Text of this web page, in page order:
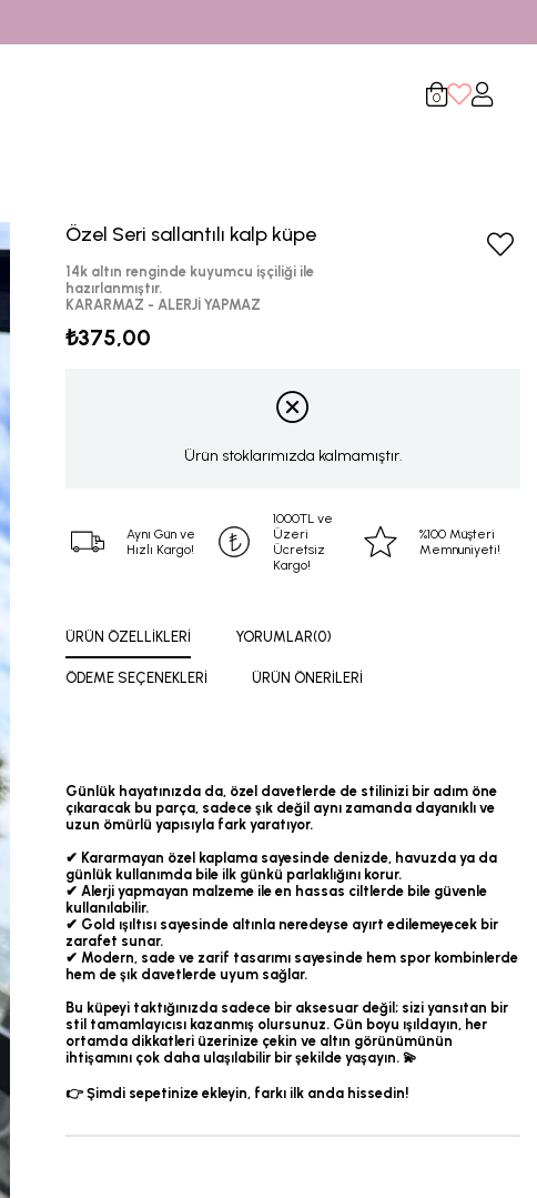
0
Özel Seri sallantılı kalp küpe
14k altın renginde kuyumcu işçiliği ile
hazırlanmıştır.
KARARMAZ - ALERJİ YAPMAZ
₺375,00
Ürün stoklarımızda kalmamıştır.
Aynı Gün ve
Hızlı Kargo!
1000TL ve
Üzeri
Ücretsiz
Kargo!
%100 Müşteri
Memnuniyeti!
ÜRÜN ÖZELLIKLERI YORUMLAR(0)
ÖDEME SEÇENEKLERI ÜRÜN ÖNERILERI
Günlük hayatınızda da, özel davetlerde de stilinizi bir adım öne
çıkaracak bu parça, sadece şık değil aynı zamanda dayanıklı ve
uzun ömürlü yapısıyla fark yaratıyor.
✔ Kararmayan özel kaplama sayesinde denizde, havuzda ya da
günlük kullanımda bile ilk günkü parlaklığını korur.
✔ Alerji yapmayan malzeme ile en hassas ciltlerde bile güvenle
kullanılabilir.
✔ Gold ışıltısı sayesinde altınla neredeyse ayırt edilemeyecek bir
zarafet sunar.
✔ Modern, sade ve zarif tasarımı sayesinde hem spor kombinlerde
hem de şık davetlerde uyum sağlar.
Bu küpeyi taktığınızda sadece bir aksesuar değil; sizi yansıtan bir
stil tamamlayıcısı kazanmış olursunuz. Gün boyu ışıldayın, her
ortamda dikkatleri üzerinize çekin ve altın görünümünün
ihtişamını çok daha ulaşılabilir bir şekilde yaşayın. 💫
👉 Şimdi sepetinize ekleyin, farkı ilk anda hissedin!